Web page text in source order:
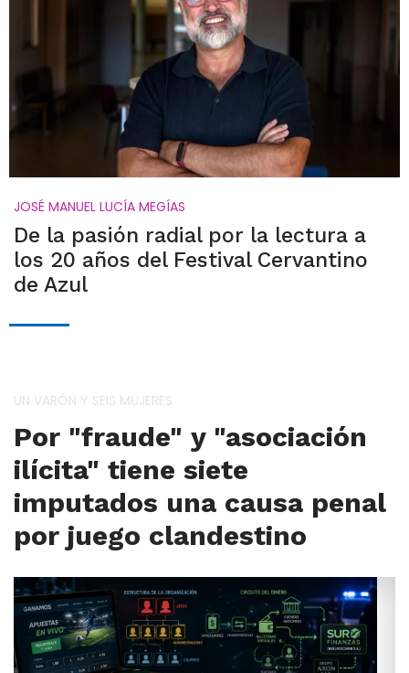
JOSÉ MANUEL LUCÍA MEGÍAS
De la pasión radial por la lectura a
los 20 años del Festival Cervantino
de Azul
UN VARÓN Y SEIS MUJERES
Por "fraude" y "asociación
ilícita" tiene siete
imputados una causa penal
por juego clandestino